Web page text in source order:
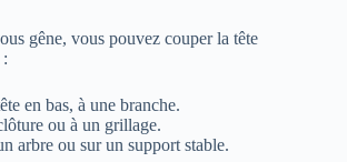
gêne, vous pouvez couper la tête
en bas, à une branche.
ou à un grillage.
arbre ou sur un support stable.